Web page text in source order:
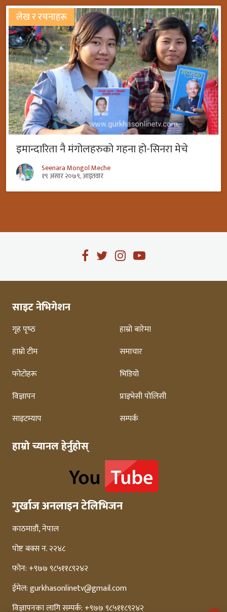
लेख र रचनाहरू
इमान्दारिता नै मंगोलहरुको गहना हो-सिनरा मेचे
Seenara Mongol Meche
१९ असार २०७९, आइतवार
साइट नेभिगेशन
गृह पृष्‍ठ
हाम्रो बारेमा
हाम्रो टीम
समाचार
फोटोहरू
भिडियो
विज्ञापन
प्राइभेसी पोलिसी
साइटम्याप
सम्पर्क
हाम्रो च्यानल हेर्नुहोस्
गुर्खाज अनलाइन टेलिभिजन
काठमाडौं, नेपाल
पोष्ट बक्स न. २२४८
फोन: +९७७ ९८५११८९२४२
ईमेल:gurkhasonlinetv@gmail.com
विज्ञापनका लागि सम्पर्क: +९७७ ९८५११८९२४२